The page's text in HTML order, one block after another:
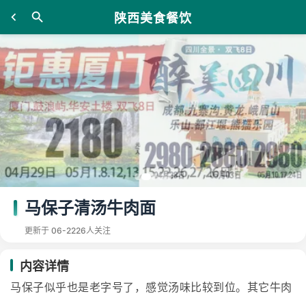
陕西美食餐饮
马保子清汤牛肉面
更新于 06-2226人关注
内容详情
马保子似乎也是老字号了，感觉汤味比较到位。其它牛肉